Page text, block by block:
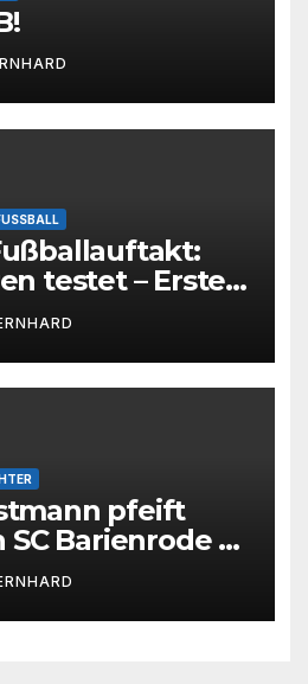
testet – Erste
im Kreispokal
pfeift
Barienrode –
hat die
💙🤍⚽